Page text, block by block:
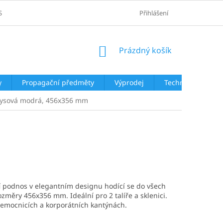
ÚDAJŮ Přihlášení
NÁKUPNÍ
Prázdný košík
Propagační předměty Výprodej
Technologie
modrá, 456x356 mm
podnos v elegantním designu hodící se do všech
456x356 mm. Ideální pro 2 talíře a sklenici.
a korporátních kantýnách.